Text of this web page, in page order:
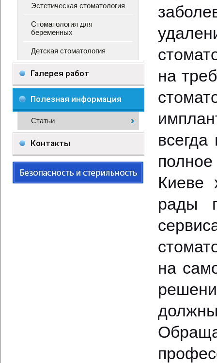
Эстетическая стоматология
Стоматология для
беременных
Детская стоматология
Галерея работ
Полезная информация
Статьи
Контакты
на
Киеве
рады
на